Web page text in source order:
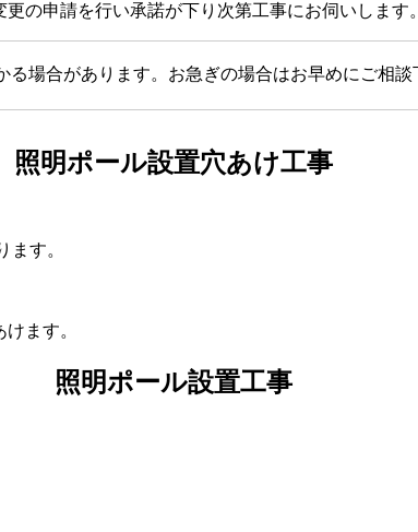
の申請を行い承諾が下り次第工事にお伺いします。
場合があります。お急ぎの場合はお早めにご相談
照明ポール設置穴あけ工事
ます。
ます。
照明ポール設置工事